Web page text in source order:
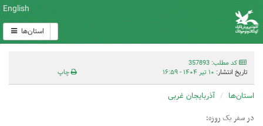
English
استان‌ها
کد مطلب: 357893
تاریخ انتشار: ۱۰ تیر ۱۴۰۴ - ۱۶:۵۹ چاپ
استان‌ها آذربایجان غربی
در سفر یک روزه؛